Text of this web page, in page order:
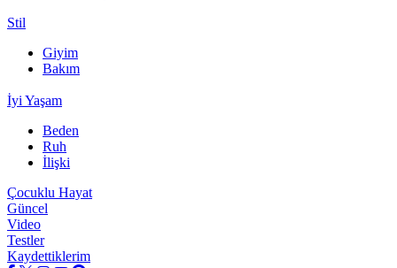
Stil
Giyim
Bakım
İyi Yaşam
Beden
Ruh
İlişki
Çocuklu Hayat
Güncel
Video
Testler
Kaydettiklerim